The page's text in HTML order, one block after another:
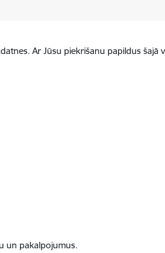
Ar Jūsu piekrišanu papildus
un pakalpojumus.